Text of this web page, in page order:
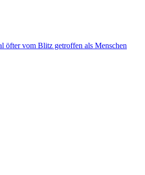
öfter vom Blitz getroffen als Menschen